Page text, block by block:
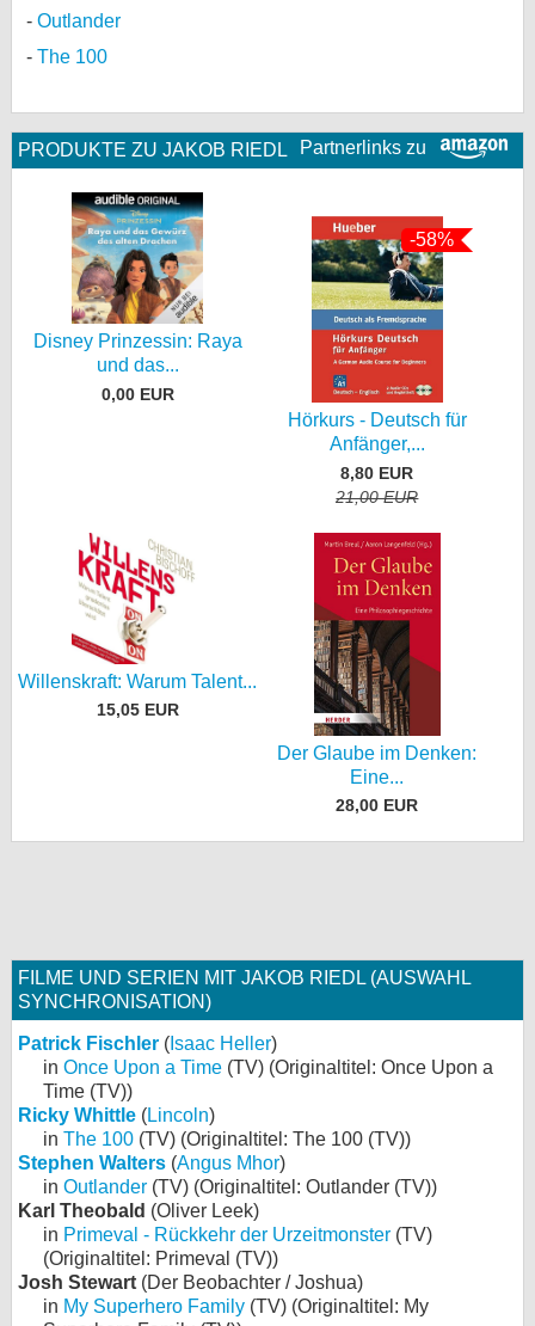
Outlander
The 100
Partnerlinks zu
PRODUKTE ZU JAKOB RIEDL
Disney Prinzessin: Raya
und das...
0,00 EUR
-58%
Hörkurs - Deutsch für
Anfänger,...
8,80 EUR
21,00 EUR
Willenskraft: Warum Talent...
15,05 EUR
Der Glaube im Denken:
Eine...
28,00 EUR
FILME UND SERIEN MIT JAKOB RIEDL (AUSWAHL
SYNCHRONISATION)
Patrick Fischler ( Isaac Heller)
in Once Upon a Time (TV) (Originaltitel: Once Upon a
Time (TV))
Ricky Whittle (Lincoln)
in The 100 (TV) (Originaltitel: The 100 (TV))
Stephen Walters (Angus Mhor)
in Outlander (TV) (Originaltitel: Outlander (TV))
Karl Theobald (Oliver Leek)
in Primeval - Rückkehr der Urzeitmonster (TV)
(Originaltitel: Primeval (TV))
Josh Stewart (Der Beobachter / Joshua)
in My Superhero Family (TV) (Originaltitel: My
Cookie-Einstellungen
Impressum
myFanbase